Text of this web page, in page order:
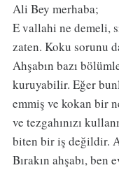
Ali Bey merhaba;
E vallahi ne demeli,
zaten. Koku sorunu
Ahşabın bazı
kuruyabilir. Eğer
emmiş ve kokan bir
ve tezgahınızı
biten bir iş değildir.
Bırakın ahşabı, ben